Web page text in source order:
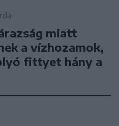
miatt
a vízhozamok,
fittyet hány a